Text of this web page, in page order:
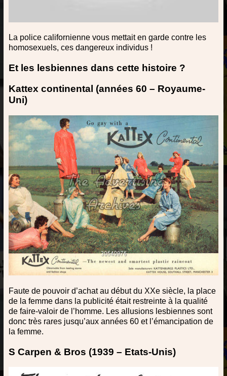
La police californienne vous mettait en garde contre les
homosexuels, ces dangereux individus !
Et les lesbiennes dans cette histoire ?
Kattex continental (années 60 – Royaume-
Uni)
Faute de pouvoir d’achat au début du XXe siècle, la place
de la femme dans la publicité était restreinte à la qualité
de faire-valoir de l’homme. Les allusions lesbiennes sont
donc très rares jusqu’aux années 60 et l’émancipation de
la femme.
S Carpen & Bros (1939 – Etats-Unis)